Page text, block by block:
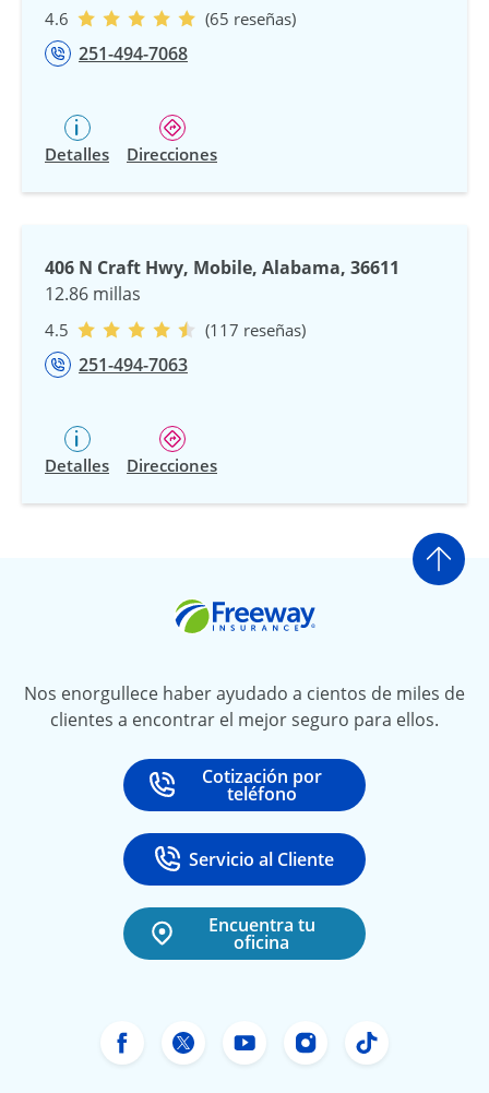
4.6 (65 reseñas)
251-494-7068
Detalles Direcciones
406 N Craft Hwy, Mobile, Alabama, 36611
12.86 millas
4.5 (117 reseñas)
251-494-7063
Detalles Direcciones
Ir
Nos enorgullece haber ayudado a cientos de miles de
clientes a encontrar el mejor seguro para ellos.
Call
Cotización por
teléfono
at
Call
Servicio al Cliente
at 888-531-6720
Encuentra tu
oficina
Facebook de Freeway Insurance
Twitter de Freeway Insurance
YouTube de Freeway
Instagram
TikTok